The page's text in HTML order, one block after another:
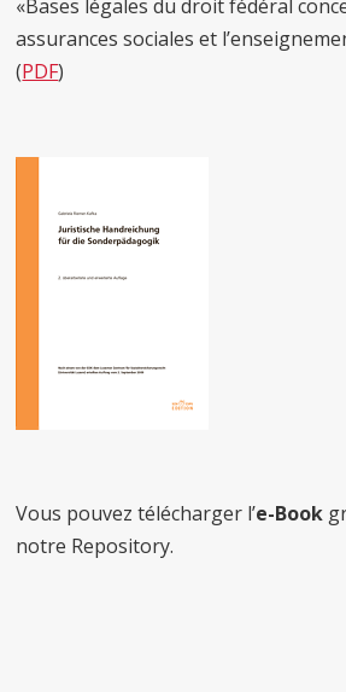
«Bases légales du droit fédéral
assurances sociales et
(PDF)
Vous pouvez télécharger l’e-Book
notre Repository.